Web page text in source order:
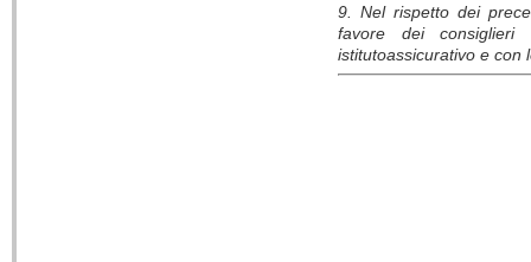
9. Nel rispetto dei
favore dei consiglieri
istitutoassicurativo e con